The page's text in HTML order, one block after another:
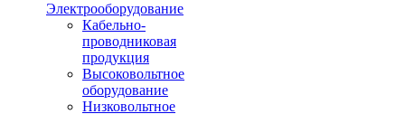
Электрооборудование
Кабельно-
проводниковая
продукция
Высоковольтное
оборудование
Низковольтное